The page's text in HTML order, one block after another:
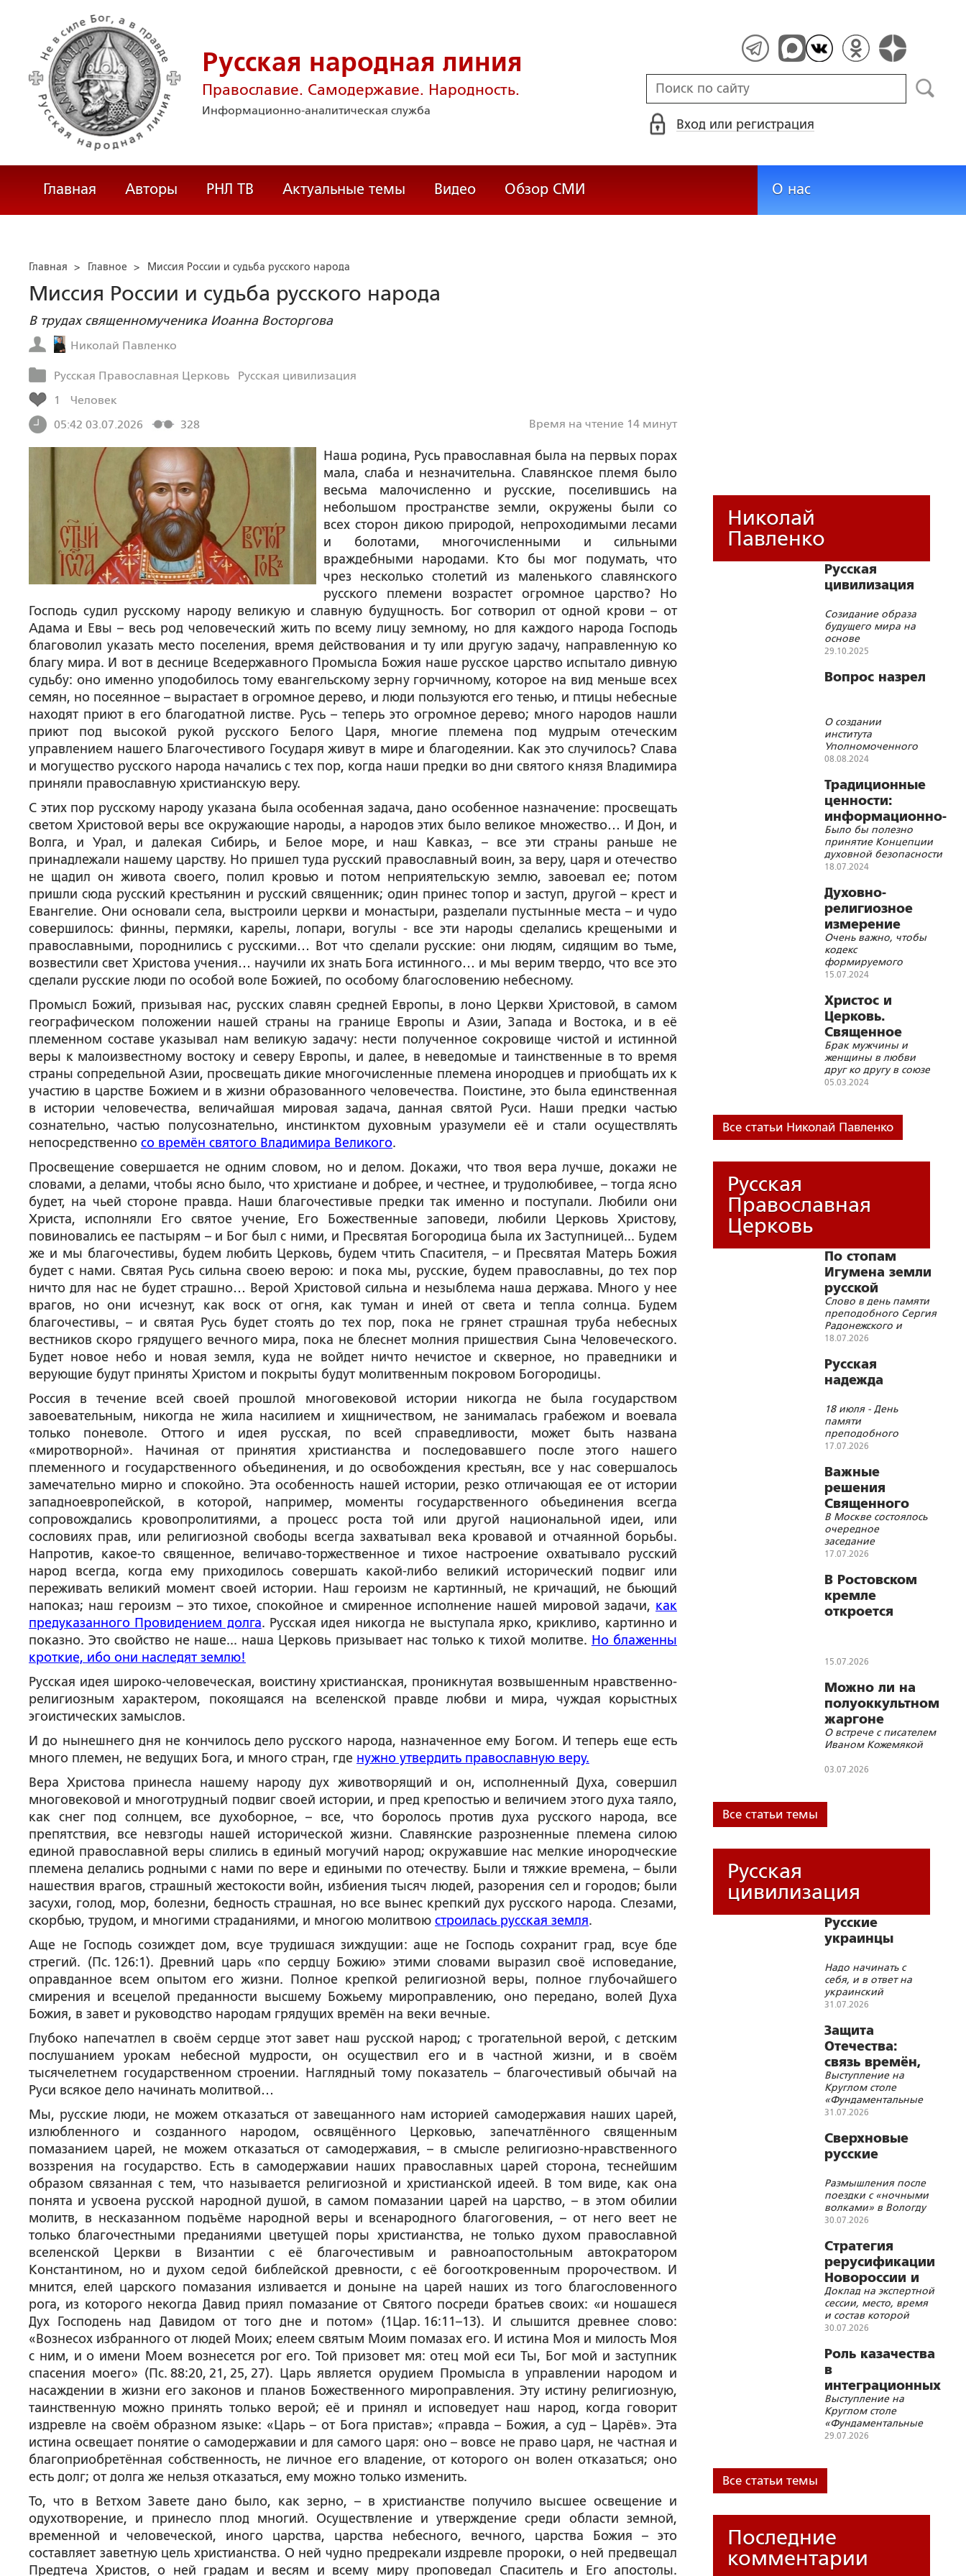
Русская народная линия
Православие. Самодержавие. Народность.
Информационно-аналитическая служба
Вход или регистрация
Главная Авторы РНЛ ТВ Актуальные темы Видео Обзор СМИ О нас
Главная > Главное > Миссия России и судьба русского народа
Миссия России и судьба русского народа
В трудах священномученика Иоанна Восторгова
Николай Павленко
Русская Православная Церковь
Русская цивилизация
1
Человек
05:42 03.07.2026
328 Время на чтение 14 минут
Наша родина, Русь православная была на первых порах
мала, слаба и незначительна. Славянское племя было
весьма малочисленно и русские, поселившись на
небольшом пространстве земли, окружены были со
всех сторон дикою природой, непроходимыми лесами
и болотами, многочисленными и сильными
враждебными народами. Кто бы мог подумать, что
чрез несколько столетий из маленького славянского
русского племени возрастет огромное царство? Но
Господь судил русскому народу великую и славную будущность. Бог сотворил от одной крови – от
Адама и Евы – весь род человеческий жить по всему лицу земному, но для каждого народа Господь
благоволил указать место поселения, время действования и ту или другую задачу, направленную ко
благу мира. И вот в деснице Вседержавного Промысла Божия наше русское царство испытало дивную
судьбу: оно именно уподобилось тому евангельскому зерну горчичному, которое на вид меньше всех
семян, но посеянное – вырастает в огромное дерево, и люди пользуются его тенью, и птицы небесные
находят приют в его благодатной листве. Русь – теперь это огромное дерево; много народов нашли
приют под высокой рукой русского Белого Царя, многие племена под мудрым отеческим
управлением нашего Благочестивого Государя живут в мире и благодеянии. Как это случилось? Слава
и могущество русского народа начались с тех пор, когда наши предки во дни святого князя Владимира
приняли православную христианскую веру.
С этих пор русскому народу указана была особенная задача, дано особенное назначение: просвещать
светом Христовой веры все окружающие народы, а народов этих было великое множество… И Дон, и
Волга, и Урал, и далекая Сибирь, и Белое море, и наш Кавказ, – все эти страны раньше не
принадлежали нашему царству. Но пришел туда русский православный воин, за веру, царя и отечество
не щадил он живота своего, полил кровью и потом неприятельскую землю, завоевал ее; потом
пришли сюда русский крестьянин и русский священник; один принес топор и заступ, другой – крест и
Евангелие. Они основали села, выстроили церкви и монастыри, разделали пустынные места – и чудо
совершилось: финны, пермяки, карелы, лопари, вогулы - все эти народы сделались крещеными и
православными, породнились с русскими… Вот что сделали русские: они людям, сидящим во тьме,
возвестили свет Христова учения… научили их знать Бога истинного… и мы верим твердо, что все это
сделали русские люди по особой воле Божией, по особому благословению небесному.
Промысл Божий, призывая нас, русских славян средней Европы, в лоно Церкви Христовой, в самом
географическом положении нашей страны на границе Европы и Азии, Запада и Востока, и в её
племенном составе указывал нам великую задачу: нести полученное сокровище чистой и истинной
веры к малоизвестному востоку и северу Европы, и далее, в неведомые и таинственные в то время
страны сопредельной Азии, просвещать дикие многочисленные племена инородцев и приобщать их к
участию в царстве Божием и в жизни образованного человечества. Поистине, это была единственная
в истории человечества, величайшая мировая задача, данная святой Руси. Наши предки частью
сознательно, частью полусознательно, инстинктом духовным уразумели её и стали осуществлять
непосредственно со времён святого Владимира Великого.
Просвещение совершается не одним словом, но и делом. Докажи, что твоя вера лучше, докажи не
словами, а делами, чтобы ясно было, что христиане и добрее, и честнее, и трудолюбивее, – тогда ясно
будет, на чьей стороне правда. Наши благочестивые предки так именно и поступали. Любили они
Христа, исполняли Его святое учение, Его Божественные заповеди, любили Церковь Христову,
повиновались ее пастырям – и Бог был с ними, и Пресвятая Богородица была их Заступницей... Будем
же и мы благочестивы, будем любить Церковь, будем чтить Спасителя, – и Пресвятая Матерь Божия
будет с нами. Святая Русь сильна своею верою: и пока мы, русские, будем православны, до тех пор
ничто для нас не будет страшно… Верой Христовой сильна и незыблема наша держава. Много у нее
врагов, но они исчезнут, как воск от огня, как туман и иней от света и тепла солнца. Будем
благочестивы, – и святая Русь будет стоять до тех пор, пока не грянет страшная труба небесных
вестников скоро грядущего вечного мира, пока не блеснет молния пришествия Сына Человеческого.
Будет новое небо и новая земля, куда не войдет ничто нечистое и скверное, но праведники и
верующие будут приняты Христом и покрыты будут молитвенным покровом Богородицы.
Россия в течение всей своей прошлой многовековой истории никогда не была государством
завоевательным, никогда не жила насилием и хищничеством, не занималась грабежом и воевала
только поневоле. Оттого и идея русская, по всей справедливости, может быть названа
«миротворной». Начиная от принятия христианства и последовавшего после этого нашего
племенного и государственного объединения, и до освобождения крестьян, все у нас совершалось
замечательно мирно и спокойно. Эта особенность нашей истории, резко отличающая ее от истории
западноевропейской, в которой, например, моменты государственного объединения всегда
сопровождались кровопролитиями, а процесс роста той или другой национальной идеи, или
сословиях прав, или религиозной свободы всегда захватывал века кровавой и отчаянной борьбы.
Напротив, какое-то священное, величаво-торжественное и тихое настроение охватывало русский
народ всегда, когда ему приходилось совершать какой-либо великий исторический подвиг или
переживать великий момент своей истории. Наш героизм не картинный, не кричащий, не бьющий
напоказ; наш героизм – это тихое, спокойное и смиренное исполнение нашей мировой задачи, как
предуказанного Провидением долга. Русская идея никогда не выступала ярко, крикливо, картинно и
показно. Это свойство не наше... наша Церковь призывает нас только к тихой молитве. Но блаженны
кроткие, ибо они наследят землю!
Русская идея широко-человеческая, воистину христианская, проникнутая возвышенным нравственно-
религиозным характером, покоящаяся на вселенской правде любви и мира, чуждая корыстных
эгоистических замыслов.
И до нынешнего дня не кончилось дело русского народа, назначенное ему Богом. И теперь еще есть
много племен, не ведущих Бога, и много стран, где нужно утвердить православную веру.
Вера Христова принесла нашему народу дух животворящий и он, исполненный Духа, совершил
многовековой и многотрудный подвиг своей истории, и пред крепостью и величием этого духа таяло,
как снег под солнцем, все духоборное, – все, что боролось против духа русского народа, все
препятствия, все невзгоды нашей исторической жизни. Славянские разрозненные племена силою
единой православной веры слились в единый могучий народ; окружавшие нас мелкие инородческие
племена делались родными с нами по вере и едиными по отечеству. Были и тяжкие времена, – были
нашествия врагов, страшный жестокости войн, избиения тысяч людей, разорения сел и городов; были
засухи, голод, мор, болезни, бедность страшная, но все вынес крепкий дух русского народа. Слезами,
скорбью, трудом, и многими страданиями, и многою молитвою строилась русская земля.
Аще не Господь созиждет дом, всуе трудишася зиждущии: аще не Господь сохранит град, всуе бде
стрегий. (Пс. 126:1). Древний царь «по сердцу Божию» этими словами выразил своё исповедание,
оправданное всем опытом его жизни. Полное крепкой религиозной веры, полное глубочайшего
смирения и всецелой преданности высшему Божьему мироправлению, оно передано, волей Духа
Божия, в завет и руководство народам грядущих времён на веки вечные.
Глубоко напечатлел в своём сердце этот завет наш русской народ; с трогательной верой, с детским
послушанием урокам небесной мудрости, он осуществил его и в частной жизни, и в своём
тысячелетнем государственном строении. Наглядный тому показатель – благочестивый обычай на
Руси всякое дело начинать молитвой…
Мы, русские люди, не можем отказаться от завещанного нам историей самодержавия наших царей,
излюбленного и созданного народом, освящённого Церковью, запечатлённого священным
помазанием царей, не можем отказаться от самодержавия, – в смысле религиозно-нравственного
воззрения на государство. Есть в самодержавии наших православных царей сторона, теснейшим
образом связанная с тем, что называется религиозной и христианской идеей. В том виде, как она
понята и усвоена русской народной душой, в самом помазании царей на царство, – в этом обилии
молитв, в несказанном подъёме народной веры и всенародного благоговения, – от него веет не
только благочестными преданиями цветущей поры христианства, не только духом православной
вселенской Церкви в Византии с её благочестивым и равноапостольным автократором
Константином, но и духом седой библейской древности, с её богооткровенным пророчеством. И
мнится, елей царского помазания изливается и доныне на царей наших из того благословенного
рога, из которого некогда Давид приял помазание от Святого посреди братьев своих: «и ношашеся
Дух Господень над Давидом от того дне и потом» (1Цар. 16:11–13). И слышится древнее слово:
«Вознесох избранного от людей Моих; елеем святым Моим помазах его. И истина Моя и милость Моя
с ним, и о имени Моем вознесется рог его. Той призовет мя: отец мой еси Ты, Бог мой и заступник
спасения моего» (Пс. 88:20, 21, 25, 27). Царь является орудием Промысла в управлении народом и
насаждении в жизни его законов и планов Божественного мироправления. Эту истину религиозную,
таинственную можно принять только верой; её и принял и исповедует наш народ, когда говорит
издревле на своём образном языке: «Царь – от Бога пристав»; «правда – Божия, а суд – Царёв». Эта
истина освещает понятие о самодержавии и для самого царя: оно – вовсе не право царя, не частная и
благоприобретённая собственность, не личное его владение, от которого он волен отказаться; оно
есть долг; от долга же нельзя отказаться, ему можно только изменить.
То, что в Ветхом Завете дано было, как зерно, – в христианстве получило высшее освещение и
одухотворение, и принесло плод многий. Осуществление и утверждение среди области земной,
временной и человеческой, иного царства, царства небесного, вечного, царства Божия – это
составляет заветную цель христианства. О ней чудно предрекали издревле пророки, о ней предвещал
Предтеча Христов, о ней градам и весям и всему миру проповедал Спаситель и Его апостолы.
Николай
Павленко
Русская
цивилизация
Созидание образа
будущего мира на
основе
непреходящих
ценностях
29.10.2025
Вопрос назрел
О создании
института
Уполномоченного
при Президенте РФ
традиционных
российских духовно-
нравственных
ценностей
08.08.2024
Традиционные
ценности:
информационно-
правовая
система и
общественные
Было бы полезно
принятие Концепции
духовной безопасности
РФ как доктринального
18.07.2024
Духовно-
религиозное
измерение
Соборного
уложения 1649
года
Очень важно, чтобы
кодекс
формируемого
современного
как можно в
большей степени
соответствовал
положениям
естественного
права,
установленного
Божественным
15.07.2024
Христос и
Церковь.
Священное
Таинство Брака
Брак мужчины и
женщины в любви
друг ко другу в союзе
мира является
Христа и Церкви
05.03.2024
Все статьи Николай Павленко
Русская
Православная
Церковь
По стопам
Игумена земли
русской
Слово в день памяти
преподобного Сергия
Радонежского и
преподобномученицы
Елисаветы
18.07.2026
Русская
надежда
18 июля - День
памяти
преподобного
Сергия
17.07.2026
Важные
решения
Священного
Синода
В Москве состоялось
очередное
заседание
Священного Синода
Православной
17.07.2026
В Ростовском
кремле
откроется
русского
15.07.2026
Можно ли на
полуоккультном
жаргоне
говорить об
ответах на
Главные
О встрече с писателем
Иваном Кожемякой
03.07.2026
Все статьи темы
Русская
цивилизация
Русские
украинцы
Надо начинать с
себя, и в ответ на
украинский
национализм стать
великороссами, а
быть русскими во
всей полноте
31.07.2026
Защита
Отечества:
связь времён,
событий и
территорий
Выступление на
Круглом столе
«Фундаментальные
основы Союзного
современные
геополитические
вызовы»
31.07.2026
Сверхновые
русские
Размышления после
поездки с «ночными
волками» в Вологду
30.07.2026
Стратегия
рерусификации
Новороссии и
Малороссии
Доклад на экспертной
сессии, место, время
и состав которой
просили не
30.07.2026
Роль казачества
в
интеграционных
процессах
Союзного
государства
Выступление на
Круглом столе
«Фундаментальные
основы Союзного
геополитические
29.07.2026
Все статьи темы
Последние
комментарии